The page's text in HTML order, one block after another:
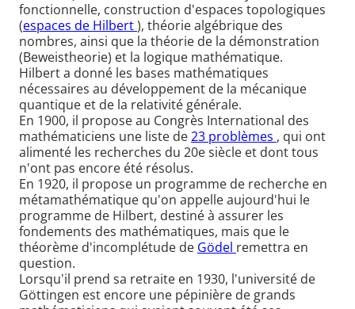
fonctionnelle, construction d'espaces topologiques
(espaces de Hilbert), théorie algébrique des
nombres, ainsi que la théorie de la démonstration
(Beweistheorie) et la logique mathématique.
Hilbert a donné les bases mathématiques
nécessaires au développement de la mécanique
quantique et de la relativité générale.
En 1900, il propose au Congrès International des
mathématiciens une liste de23 problèmes , qui ont
alimenté les recherches du 20e siècle et dont tous
n'ont pas encore été résolus.
En 1920, il propose un programme de recherche en
métamathématique qu'on appelle aujourd'hui le
programme de Hilbert, destiné à assurer les
fondements des mathématiques, mais que le
théorème d'incomplétude de Gödel remettra en
question.
Lorsqu'il prend sa retraite en 1930, l'université de
Göttingen est encore une pépinière de grands